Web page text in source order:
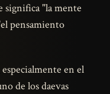
"la mente
pensamiento
en el
de los daevas